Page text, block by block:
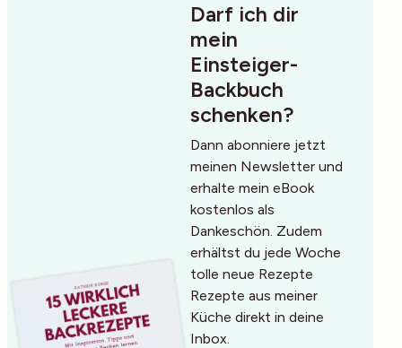
Darf ich dir
mein
Einsteiger-
Backbuch
schenken?
Dann abonniere jetzt
meinen Newsletter und
erhalte mein eBook
kostenlos als
Dankeschön. Zudem
erhältst du jede Woche
tolle neue Rezepte
Rezepte aus meiner
Küche direkt in deine
Inbox.